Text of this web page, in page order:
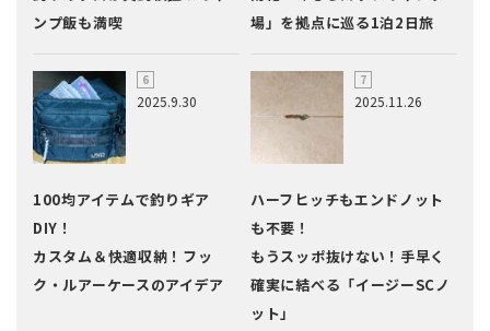
ンプ飯も満喫
場」を拠点に巡る1泊2日旅
2025.9.30
100均アイテムで釣りギア
DIY！
カスタム＆快適収納！フッ
ク・ルアーケースのアイデア
2025.11.26
ハーフヒッチもエンドノット
も不要！
もうスッポ抜けない！手早く
確実に結べる「イージーSCノ
ット」